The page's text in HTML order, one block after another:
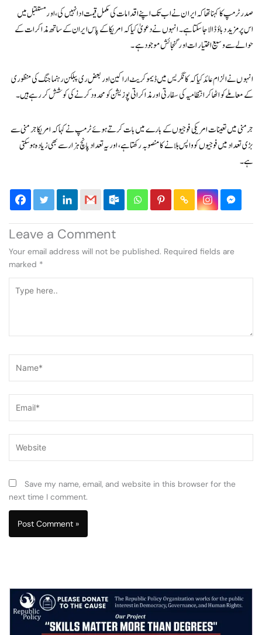
صدر ٹرمپ کا کہنا تھا کہ ایران نے اب تک اپنے اقدامات کی مکمل قیمت ادا نہیں کی، اور مستقبل میں
اس پر مزید دباؤ ڈالا جا سکتا ہے۔ انہوں نے دعویٰ کیا کہ امریکا کے پاس ایران کے ساتھ مذاکرات کے
حوالے سے وسیع اختیارات اور گنجائش موجود ہے۔
انہوں نے الزام عائد کیا کہ کانگریس میں ڈیموکریٹ اراکین اور بعض ری پبلکن رہنما جنگ کی منظوری
کے معاملے کو اٹھا کر انتظامیہ کی سفارتی اور مذاکراتی پوزیشن کو محدود کرنے کی کوشش کر رہے ہیں۔
جرمنی میں تعینات امریکی فوجیوں کے بارے میں بات کرتے ہوئے ٹرمپ نے کہا کہ امریکا جرمنی سے
بڑی تعداد میں فوجیوں کو واپس بلانے کا منصوبہ رکھتا ہے، اور یہ تعداد پانچ ہزار سے بھی زیادہ ہو سکتی
ہے۔
Leave a Comment
Your email address will not be published. Required fields are
marked *
here..
Save my name, email, and website in this browser for the
next time I comment.